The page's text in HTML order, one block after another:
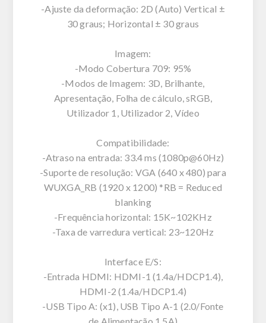
-Ajuste da deformação: 2D (Auto) Vertical ±
30 graus; Horizontal ± 30 graus
Imagem:
-Modo Cobertura 709: 95%
-Modos de Imagem: 3D, Brilhante,
Apresentação, Folha de cálculo, sRGB,
Utilizador 1, Utilizador 2, Vídeo
Compatibilidade:
-Atraso na entrada: 33.4 ms (1080p@60Hz)
-Suporte de resolução: VGA (640 x 480) para
WUXGA_RB (1920 x 1200) *RB = Reduced
blanking
-Frequência horizontal: 15K~102KHz
-Taxa de varredura vertical: 23~120Hz
Interface E/S:
-Entrada HDMI: HDMI-1 (1.4a/HDCP1.4),
HDMI-2 (1.4a/HDCP1.4)
-USB Tipo A: (x1), USB Tipo A-1 (2.0/Fonte